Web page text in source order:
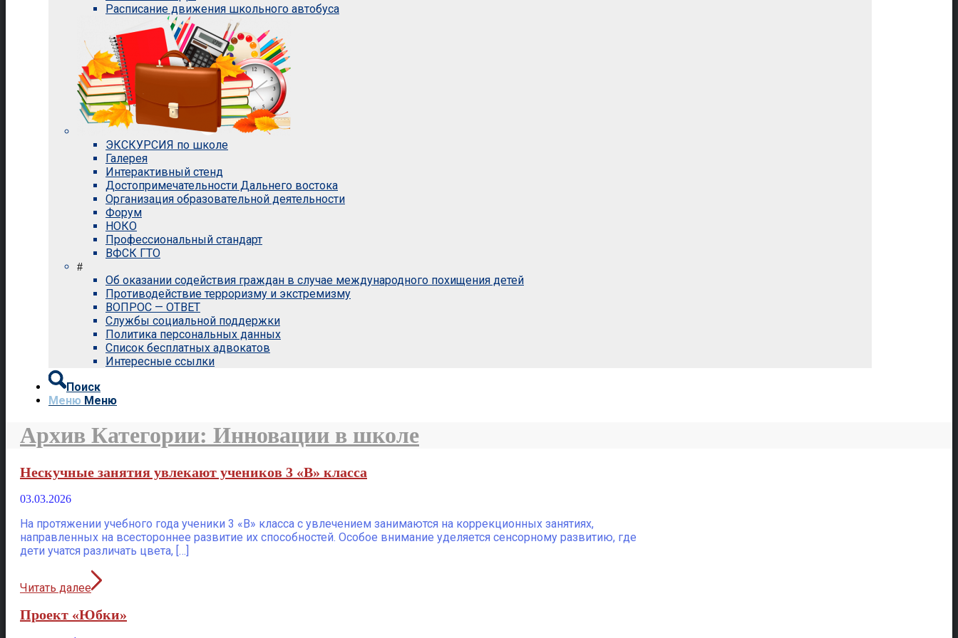
Расписание движения школьного автобуса
ЭКСКУРСИЯ по школе
Галерея
Интерактивный стенд
Достопримечательности Дальнего востока
Организация образовательной деятельности
Форум
НОКО
Профессиональный стандарт
ВФСК ГТО
#
Об оказании содействия граждан в случае международного похищения детей
Противодействие терроризму и экстремизму
ВОПРОС — ОТВЕТ
Службы социальной поддержки
Политика персональных данных
Список бесплатных адвокатов
Интересные ссылки
Поиск
Меню Меню
Архив Категории: Инновации в школе
Нескучные занятия увлекают учеников 3 «В» класса
03.03.2026
На протяжении учебного года ученики 3 «В» класса с увлечением занимаются на коррекционных занятиях,
направленных на всестороннее развитие их способностей. Особое внимание уделяется сенсорному развитию, где
дети учатся различать цвета, […]
Читать далее
Проект «Юбки»